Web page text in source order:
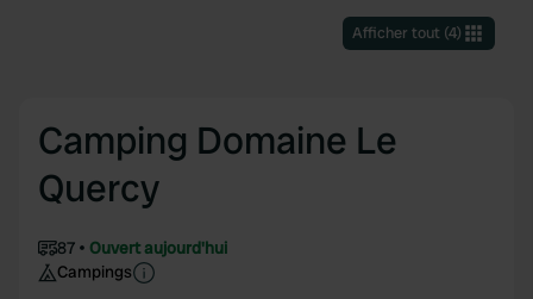
Afficher tout(4)
Camping Domaine Le
Quercy
87
Ouvert aujourd'hui
Campings